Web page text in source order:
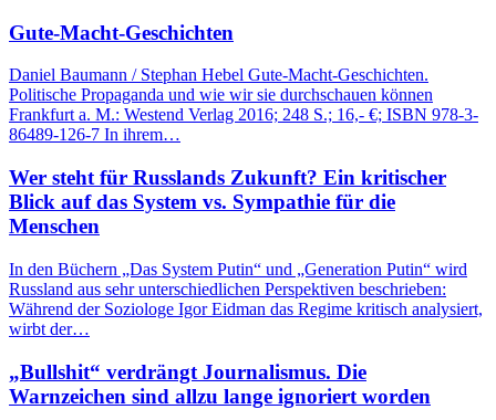
Gute-Macht-Geschichten
Daniel Baumann / Stephan Hebel Gute-Macht-Geschichten.
Politische Propaganda und wie wir sie durchschauen können
Frankfurt a. M.: Westend Verlag 2016; 248 S.; 16,- €; ISBN 978-3-
86489-126-7 In ihrem…
Wer steht für Russlands Zukunft? Ein kritischer
Blick auf das System vs. Sympathie für die
Menschen
In den Büchern „Das System Putin“ und „Generation Putin“ wird
Russland aus sehr unterschiedlichen Perspektiven beschrieben:
Während der Soziologe Igor Eidman das Regime kritisch analysiert,
wirbt der…
„Bullshit“ verdrängt Journalismus. Die
Warnzeichen sind allzu lange ignoriert worden